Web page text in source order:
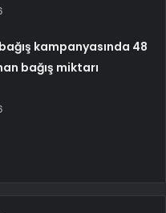
kampanyasında 48
bağış miktarı